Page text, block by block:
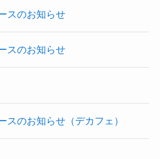
スのお知らせ
スのお知らせ
スのお知らせ（デカフェ）